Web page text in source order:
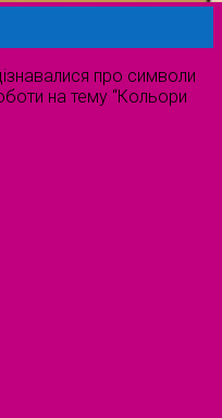
про символи
на тему “Кольори